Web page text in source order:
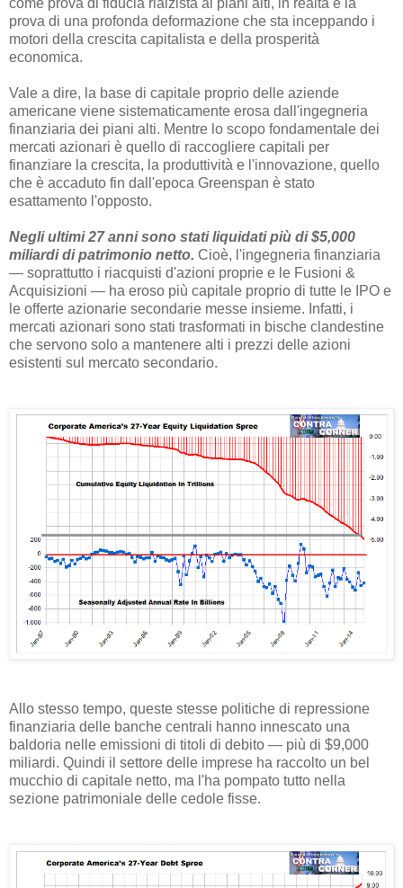
come prova di fiducia rialzista ai piani alti, in realtà è la
prova di una profonda deformazione che sta inceppando i
motori della crescita capitalista e della prosperità
economica.
Vale a dire, la base di capitale proprio delle aziende
americane viene sistematicamente erosa dall'ingegneria
finanziaria dei piani alti. Mentre lo scopo fondamentale dei
mercati azionari è quello di raccogliere capitali per
finanziare la crescita, la produttività e l'innovazione, quello
che è accaduto fin dall'epoca Greenspan è stato
esattamento l'opposto.
Negli ultimi 27 anni sono stati liquidati più di $5,000
miliardi di patrimonio netto. Cioè, l'ingegneria finanziaria
— soprattutto i riacquisti d'azioni proprie e le Fusioni &
Acquisizioni — ha eroso più capitale proprio di tutte le IPO e
le offerte azionarie secondarie messe insieme. Infatti, i
mercati azionari sono stati trasformati in bische clandestine
che servono solo a mantenere alti i prezzi delle azioni
esistenti sul mercato secondario.
Allo stesso tempo, queste stesse politiche di repressione
finanziaria delle banche centrali hanno innescato una
baldoria nelle emissioni di titoli di debito — più di $9,000
miliardi. Quindi il settore delle imprese ha raccolto un bel
mucchio di capitale netto, ma l'ha pompato tutto nella
sezione patrimoniale delle cedole fisse.